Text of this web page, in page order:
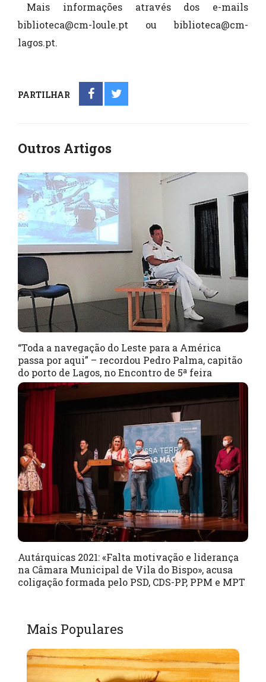
Mais informações através dos e-mails
biblioteca@cm-loule.pt ou biblioteca@cm-
lagos.pt.
PARTILHAR
Outros Artigos
“Toda a navegação do Leste para a América
passa por aqui” – recordou Pedro Palma, capitão
do porto de Lagos, no Encontro de 5ª feira
Autárquicas 2021: «Falta motivação e liderança
na Câmara Municipal de Vila do Bispo», acusa
coligação formada pelo PSD, CDS-PP, PPM e MPT
Mais Populares